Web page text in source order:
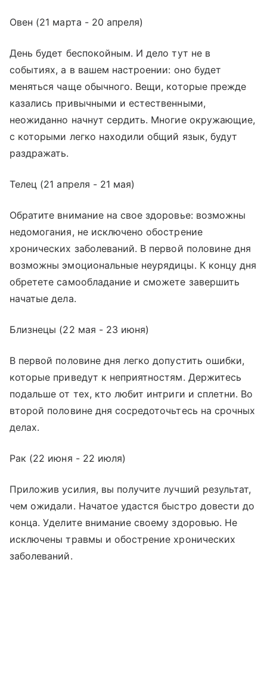
Овен (21 марта - 20 апреля)
День будет беспокойным. И дело тут не в
событиях, а в вашем настроении: оно будет
меняться чаще обычного. Вещи, которые прежде
казались привычными и естественными,
неожиданно начнут сердить. Многие окружающие,
с которыми легко находили общий язык, будут
раздражать.
Телец (21 апреля - 21 мая)
Обратите внимание на свое здоровье: возможны
недомогания, не исключено обострение
хронических заболеваний. В первой половине дня
возможны эмоциональные неурядицы. К концу дня
обретете самообладание и сможете завершить
начатые дела.
Близнецы (22 мая - 23 июня)
В первой половине дня легко допустить ошибки,
которые приведут к неприятностям. Держитесь
подальше от тех, кто любит интриги и сплетни. Во
второй половине дня сосредоточьтесь на срочных
делах.
Рак (22 июня - 22 июля)
Приложив усилия, вы получите лучший результат,
чем ожидали. Начатое удастся быстро довести до
конца. Уделите внимание своему здоровью. Не
исключены травмы и обострение хронических
заболеваний.